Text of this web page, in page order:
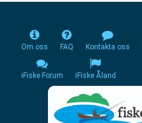
Om oss FAQ Kontakta oss
iFiske Forum iFiske Åland